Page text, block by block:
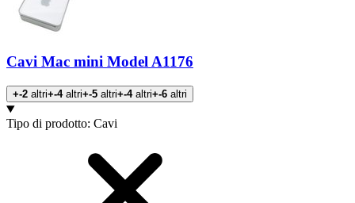
Cavi Mac mini Model A1176
+-2 altri+-4altri+-5 altri+-4altri+-6 altri
Prodotti
Tipo di prodotto: Cavi